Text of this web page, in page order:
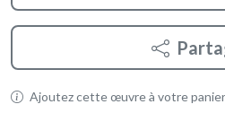
Ajoutez cette œuvre à votre